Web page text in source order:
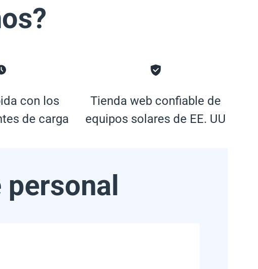
con los
de carga
Tienda web confiable de
equipos solares de EE. UU
personal